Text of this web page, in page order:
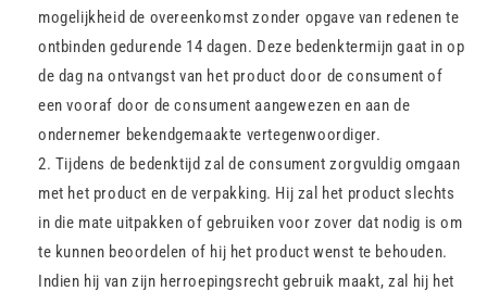
mogelijkheid de overeenkomst zonder opgave van redenen te
ontbinden gedurende 14 dagen. Deze bedenktermijn gaat in op
de dag na ontvangst van het product door de consument of
een vooraf door de consument aangewezen en aan de
ondernemer bekendgemaakte vertegenwoordiger.
Tijdens de bedenktijd zal de consument zorgvuldig omgaan
met het product en de verpakking. Hij zal het product slechts
in die mate uitpakken of gebruiken voor zover dat nodig is om
te kunnen beoordelen of hij het product wenst te behouden.
Indien hij van zijn herroepingsrecht gebruik maakt, zal hij het